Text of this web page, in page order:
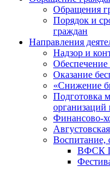
Обращения
Порядок и
граждан
Направления
Надзор и
Оказание
«Снижение
Подготовка
организаций
Финансово-
Воспитание,
ВФСК